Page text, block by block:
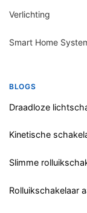
Verlichting
Smart Home
BLOGS
Draadloze
Kinetische
Slimme
Rolluikschakelaar